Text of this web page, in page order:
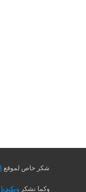
شكر خاص لموقع
وكما نشكر ويكيديا